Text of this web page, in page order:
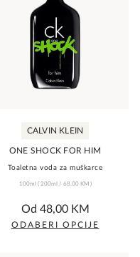
multiple
variants.
The
options
may
on
the
product
page
CALVIN KLEIN
ONE SHOCK FOR HIM
Toaletna voda za muškarce
100ml ( 200ml / 68,00 KM
0,0
rating
Od 48,00 KM
ODABERI OPCIJE